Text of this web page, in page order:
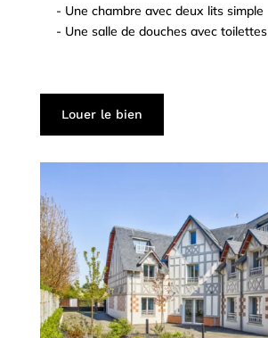
- Une chambre avec deux lits simple
- Une salle de douches avec toilettes
Louer le bien